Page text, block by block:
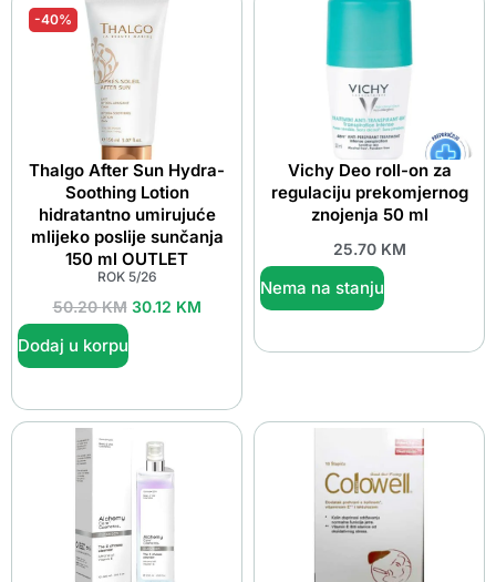
-40%
Thalgo After Sun Hydra-
Soothing Lotion
hidratantno umirujuće
mlijeko poslije sunčanja
150 ml OUTLET
ROK 5/26
50.20KM 30.12 KM
Dodaj u korpu
Vichy Deo roll-on za
regulaciju prekomjernog
znojenja 50 ml
25.70 KM
Nema na stanju